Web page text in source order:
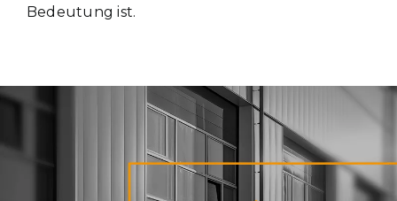
Bedeutung ist.